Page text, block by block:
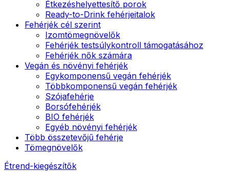
Étkezéshelyettesítő porok
Ready-to-Drink fehérjeitalok
Fehérjék cél szerint
Izomtömegnövelők
Fehérjék testsúlykontroll támogatásához
Fehérjék nők számára
Vegán és növényi fehérjék
Egykomponensű vegán fehérjék
Többkomponensű vegán fehérjék
Szójafehérje
Borsófehérjék
BIO fehérjék
Egyéb növényi fehérjék
Több összetevőjű fehérje
Tömegnövelők
Étrend-kiegészítők